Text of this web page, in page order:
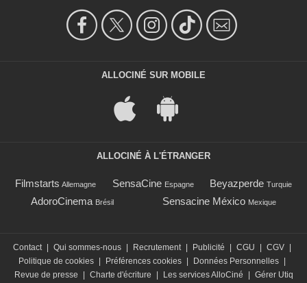
ALLOCINÉ SUR MOBILE
ALLOCINÉ À L'ÉTRANGER
Filmstarts Allemagne SensaCine Espagne Beyazperde Turquie
AdoroCinema Brésil Sensacine México Mexique
Contact Qui sommes-nous Recrutement Publicité CGU CGV
Politique de cookies
Préférences cookies Données Personnelles
Revue de presse
Charte d'écriture Les services AlloCiné Gérer Utiq